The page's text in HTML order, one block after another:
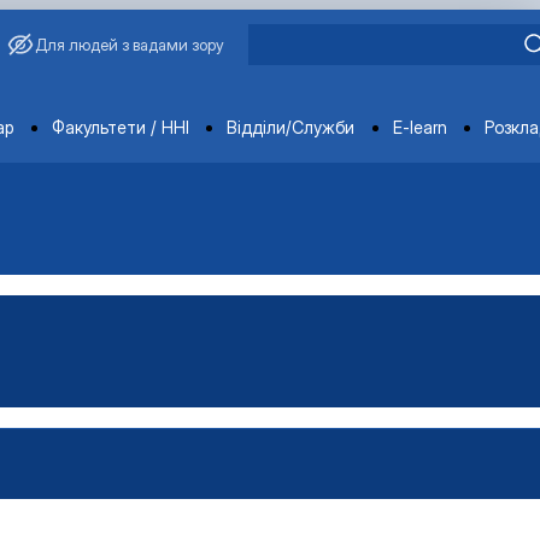
Для людей з вадами зору
Факультети / ННІ Відділи/Служби E-learn